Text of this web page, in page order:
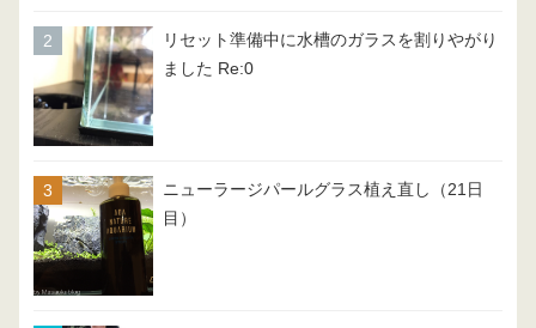
リセット準備中に水槽のガラスを割りやがり
ました Re:0
ニューラージパールグラス植え直し（21日
目）